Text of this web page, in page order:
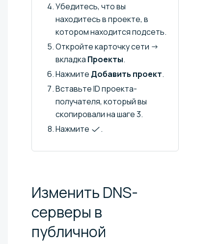
Убедитесь, что вы
находитесь в проекте, в
котором находится подсеть.
Откройте карточку сети →
вкладка Проекты.
Нажмите Добавить проект.
Вставьте ID проекта-
получателя, который вы
скопировали на шаге 3.
Нажмите
.
Изменить DNS-
серверы в
публичной